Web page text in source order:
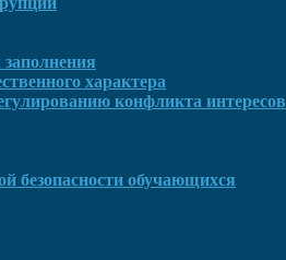
характера
конфликта интересов
безопасности обучающихся